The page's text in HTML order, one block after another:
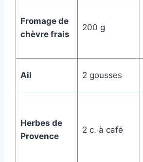
Fromage de
chèvre frais
200 g
Ail 2 gousses
Herbes de
Provence
2 c. à café